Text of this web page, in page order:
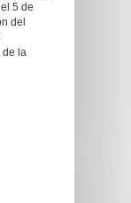
5 de
del
de la